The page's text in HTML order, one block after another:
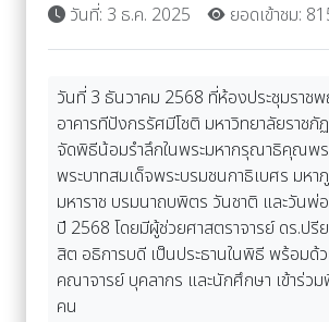
วันที่: 3 ธ.ค. 2025
ยอดเข้าชม:
วันที่ 3 ธันวาคม 2568 ที่ห้องประชุมราช
อาคารทีปังกรรัศมีโชติ มหาวิทยาลัยราชภั
จัดพิธีน้อมรำลึกในพระมหากรุณาธิคุณพ
พระบาทสมเด็จพระบรมชนกาธิเบศร มห
มหาราช บรมนาถบพิตร วันชาติ และวันพ่
ปี 2568 โดยมีผู้ช่วยศาสตราจารย์ ดร.ปรี
สิต อธิการบดี เป็นประธานในพิธี พร้อมด้
คณาจารย์ บุคลากร และนักศึกษา เข้าร่ว
คน